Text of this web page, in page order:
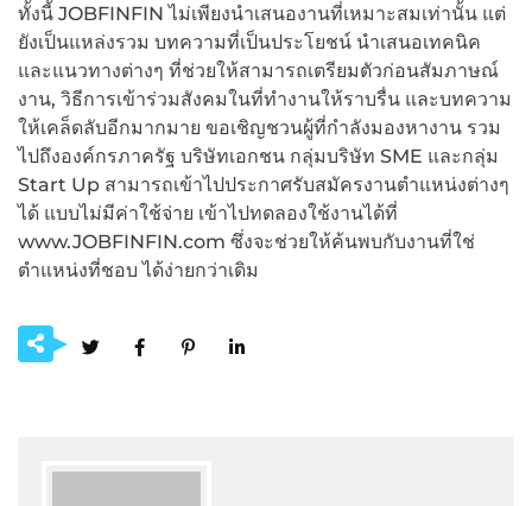
ทั้งนี้ JOBFINFIN ไม่เพียงนำเสนองานที่เหมาะสมเท่านั้น แต่
ยังเป็นแหล่งรวม บทความที่เป็นประโยชน์ นำเสนอเทคนิค
และแนวทางต่างๆ ที่ช่วยให้สามารถเตรียมตัวก่อนสัมภาษณ์
งาน, วิธีการเข้าร่วมสังคมในที่ทำงานให้ราบรื่น และบทความ
ให้เคล็ดลับอีกมากมาย ขอเชิญชวนผู้ที่กำลังมองหางาน รวม
ไปถึงองค์กรภาครัฐ บริษัทเอกชน กลุ่มบริษัท SME และกลุ่ม
Start Up สามารถเข้าไปประกาศรับสมัครงานตำแหน่งต่างๆ
ได้ แบบไม่มีค่าใช้จ่าย เข้าไปทดลองใช้งานได้ที่
www.JOBFINFIN.com ซึ่งจะช่วยให้ค้นพบกับงานที่ใช่
ตำแหน่งที่ชอบ ได้ง่ายกว่าเดิม